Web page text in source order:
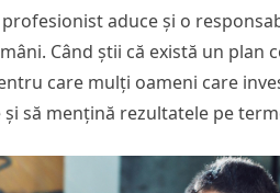
aduce și o
Când știi că există un
care mulți oameni care
să mențină rezultatele pe